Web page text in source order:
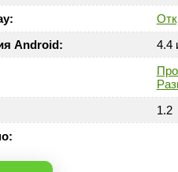
Android:
4.4
1.2